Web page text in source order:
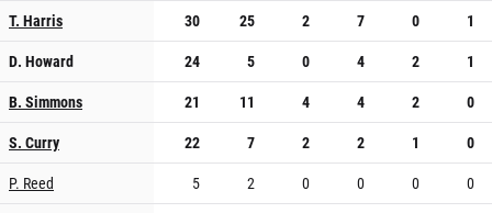
T. Harris
30 25 2 7 0
1
D. Howard
24 5 0 4 2
1
B. Simmons
21 11 4 4 2
0
S. Curry
22 7 2 2 1
0
P. Reed
5 2 0 0 0
0